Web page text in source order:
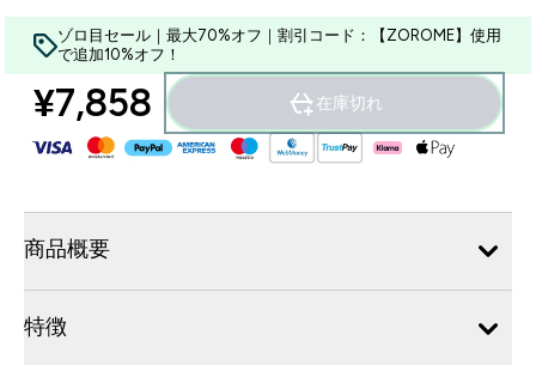
ゾロ目セール｜最大70%オフ｜割引コード：【ZOROME】使用
で追加10%オフ！
¥7,858‎ 在庫切れ
商品概要
特徴